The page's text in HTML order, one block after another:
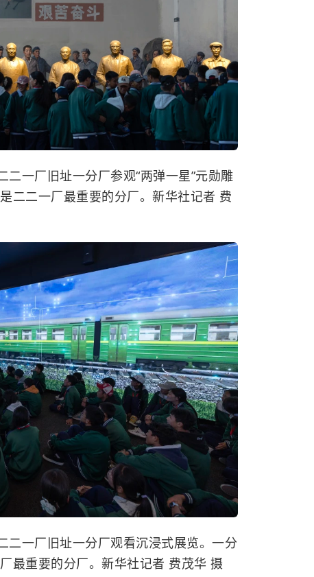
一厂旧址一分厂参观“两弹一星”元勋雕
二二一厂最重要的分厂。新华社记者 费
二一厂旧址一分厂观看沉浸式展览。一分
最重要的分厂。新华社记者 费茂华 摄